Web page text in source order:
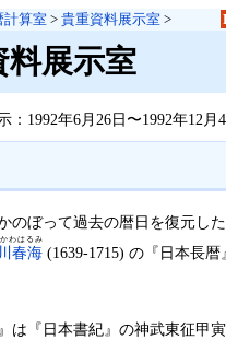
計算室 > 貴重資料展示室 >
料展示室
：1992年6月26日〜1992年12月
のぼって過去の暦日を復元した
春海
かわはるみ
(1639-1715) の『日本長
は『日本書紀』の神武東征甲